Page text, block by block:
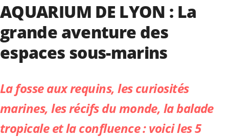
AQUARIUM DE LYON : La
grande aventure des
espaces sous-marins
La fosse aux requins, les curiosités
marines, les récifs du monde, la balade
tropicale et la confluence : voici les 5